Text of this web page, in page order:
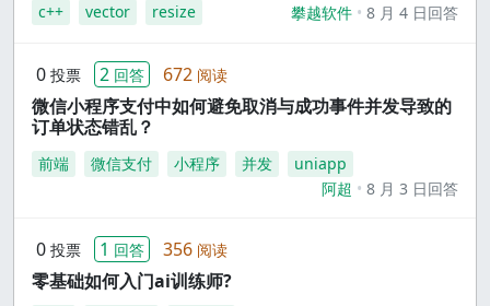
c++ vector resize 攀越软件 8 月 4 日回答
0 投票 2 回答 672 阅读
微信小程序支付中如何避免取消与成功事件并发导致的
订单状态错乱？
前端 微信支付 小程序 并发
uniapp
阿超
8 月 3 日回答
0 投票 1 回答 356 阅读
零基础如何入门ai训练师?